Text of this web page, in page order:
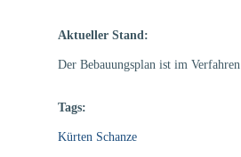
Aktueller Stand:
Der Bebauungsplan ist im Verfahren
Tags:
Kürten Schanze